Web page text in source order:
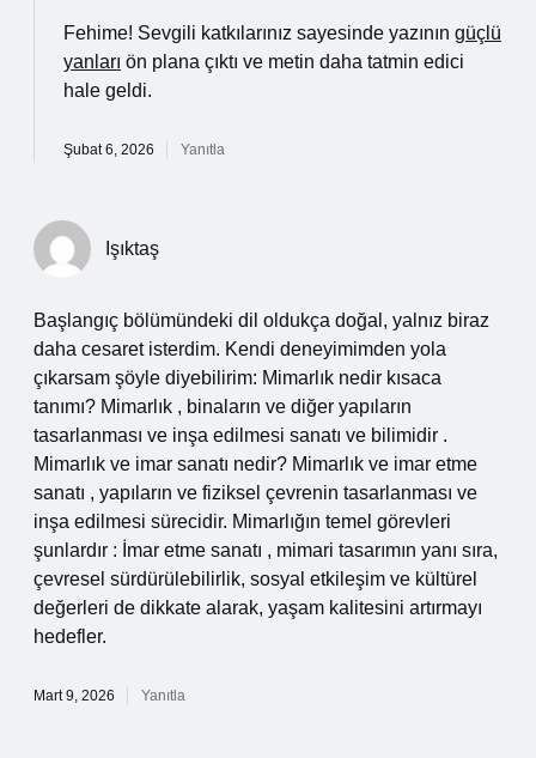
Fehime! Sevgili katkılarınız sayesinde yazının güçlü
yanları ön plana çıktı ve metin daha tatmin edici
hale geldi.
Şubat 6, 2026 Yanıtla
Işıktaş
Başlangıç bölümündeki dil oldukça doğal, yalnız biraz
daha cesaret isterdim. Kendi deneyimimden yola
çıkarsam şöyle diyebilirim: Mimarlık nedir kısaca
tanımı? Mimarlık , binaların ve diğer yapıların
tasarlanması ve inşa edilmesi sanatı ve bilimidir .
Mimarlık ve imar sanatı nedir? Mimarlık ve imar etme
sanatı , yapıların ve fiziksel çevrenin tasarlanması ve
inşa edilmesi sürecidir. Mimarlığın temel görevleri
şunlardır : İmar etme sanatı , mimari tasarımın yanı sıra,
çevresel sürdürülebilirlik, sosyal etkileşim ve kültürel
değerleri de dikkate alarak, yaşam kalitesini artırmayı
hedefler.
Mart 9, 2026 Yanıtla